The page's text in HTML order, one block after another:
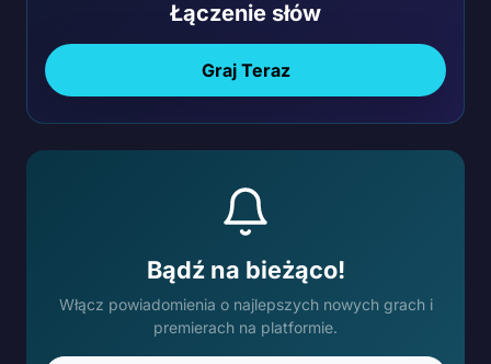
Łączenie słów
Graj Teraz
Bądź na bieżąco!
Włącz powiadomienia o najlepszych nowych grach i
premierach na platformie.